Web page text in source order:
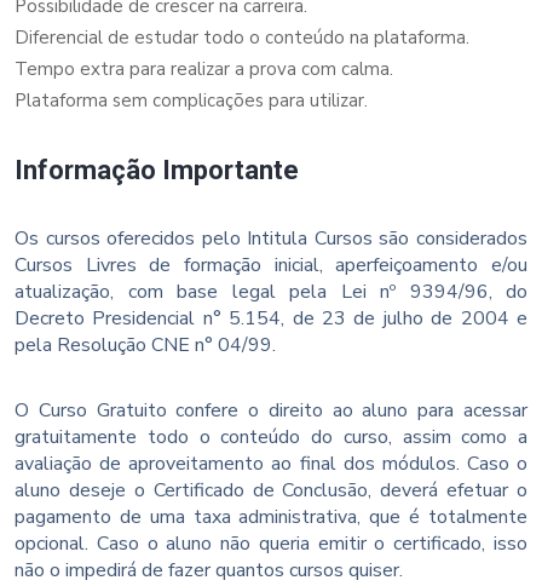
Possibilidade de crescer na carreira.
Diferencial de estudar todo o conteúdo na plataforma.
Tempo extra para realizar a prova com calma.
Plataforma sem complicações para utilizar.
Informação Importante
Os cursos oferecidos pelo Intitula Cursos são considerados
Cursos Livres de formação inicial, aperfeiçoamento e/ou
atualização, com base legal pela Lei nº 9394/96, do
Decreto Presidencial n° 5.154, de 23 de julho de 2004 e
pela Resolução CNE n° 04/99.
O Curso Gratuito confere o direito ao aluno para acessar
gratuitamente todo o conteúdo do curso, assim como a
avaliação de aproveitamento ao final dos módulos. Caso o
aluno deseje o Certificado de Conclusão, deverá efetuar o
pagamento de uma taxa administrativa, que é totalmente
opcional. Caso o aluno não queria emitir o certificado, isso
não o impedirá de fazer quantos cursos quiser.